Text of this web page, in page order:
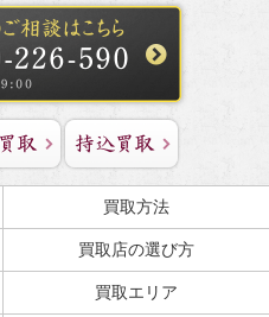
買取方法
買取店の選び方
買取エリア